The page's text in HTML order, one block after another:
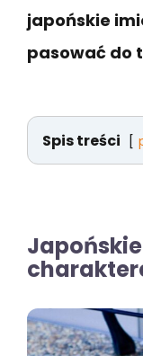
japońskie
pasować do
Spis treści